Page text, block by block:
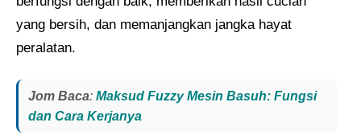
yang bersih, dan memanjangkan jangka hayat
peralatan.
Jom Baca: Maksud Fuzzy Mesin Basuh: Fungsi
dan Cara Kerjanya